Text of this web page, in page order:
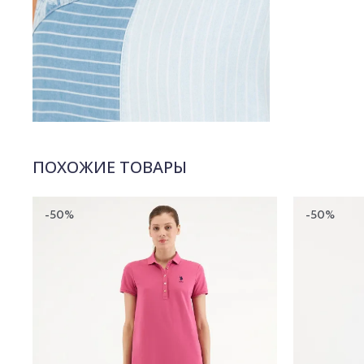
ПОХОЖИЕ ТОВАРЫ
-50% -50%